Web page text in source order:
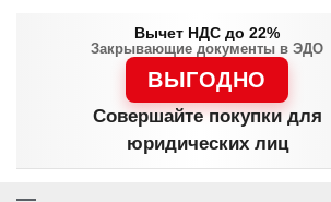
Вычет НДС до 22%
Закрывающие документы в ЭДО
ВЫГОДНО
Совершайте покупки для
юридических лиц